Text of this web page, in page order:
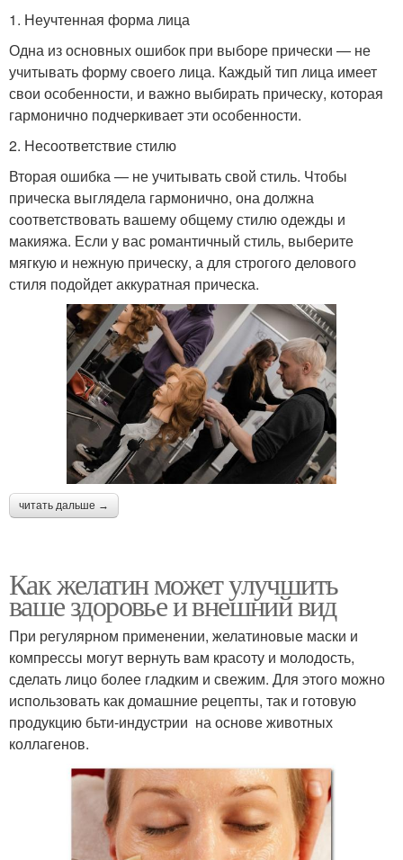
1. Неучтенная форма лица
Одна из основных ошибок при выборе прически — не
учитывать форму своего лица. Каждый тип лица имеет
свои особенности, и важно выбирать прическу, которая
гармонично подчеркивает эти особенности.
2. Несоответствие стилю
Вторая ошибка — не учитывать свой стиль. Чтобы
прическа выглядела гармонично, она должна
соответствовать вашему общему стилю одежды и
макияжа. Если у вас романтичный стиль, выберите
мягкую и нежную прическу, а для строгого делового
стиля подойдет аккуратная прическа.
читать дальше →
Как желатин может улучшить
ваше здоровье и внешний вид
При регулярном применении, желатиновые маски и
компрессы могут вернуть вам красоту и молодость,
сделать лицо более гладким и свежим. Для этого можно
использовать как домашние рецепты, так и готовую
продукцию бьти-индустрии на основе животных
коллагенов.